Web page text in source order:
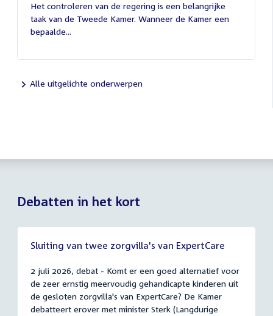
juli
2026
Het controleren van de regering is een belangrijke
taak van de Tweede Kamer. Wanneer de Kamer een
bepaalde...
Alle uitgelichte onderwerpen
Debatten in het kort
Sluiting van twee zorgvilla's van ExpertCare
2 juli 2026, debat - Komt er een goed alternatief voor
de zeer ernstig meervoudig gehandicapte kinderen uit
de gesloten zorgvilla's van ExpertCare? De Kamer
debatteert erover met minister Sterk (Langdurige